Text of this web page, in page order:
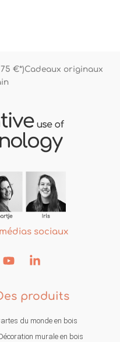
€*)Cadeaux originaux
sociaux
produits
du monde en bois
murale en bois